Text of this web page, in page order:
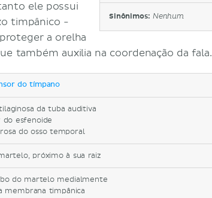
Sinônimos: Nenhum
ele possui
timpânico -
a orelha
também auxilia na coordenação da fala.
do tímpano
da tuba auditiva
do esfenoide
do osso temporal
próximo à sua raiz
do martelo medialmente
membrana timpânica